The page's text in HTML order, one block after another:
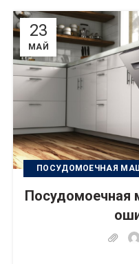
23
МАЙ
ПОСУДОМОЕЧНАЯ
Посудомоечная